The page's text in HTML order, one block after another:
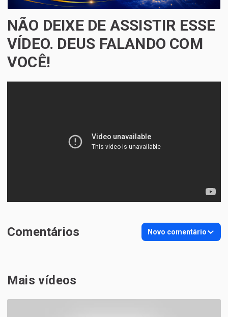
NÃO DEIXE DE ASSISTIR ESSE
VÍDEO. DEUS FALANDO COM
VOCÊ!
Mais vídeos
Comentários Novo comentário